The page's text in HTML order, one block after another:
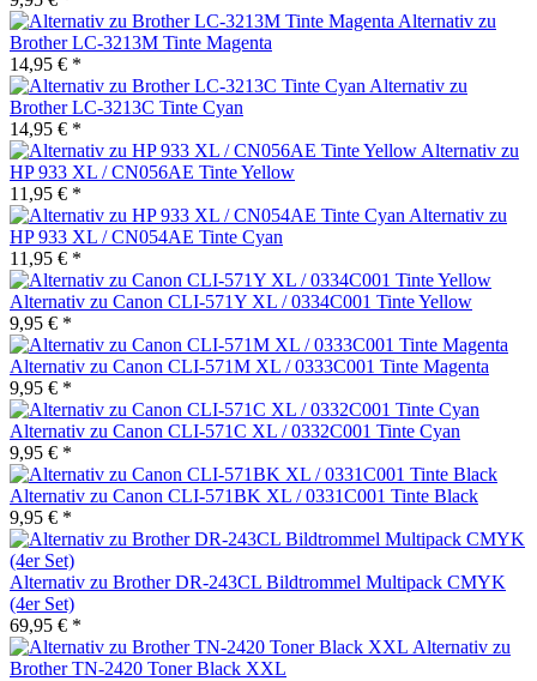
Alternativ zu
Brother LC-3213M Tinte Magenta
14,95 € *
Alternativ zu
Brother LC-3213C Tinte Cyan
14,95 € *
Alternativ zu
HP 933 XL / CN056AE Tinte Yellow
11,95 € *
Alternativ zu
HP 933 XL / CN054AE Tinte Cyan
11,95 € *
Alternativ zu Canon CLI-571Y XL / 0334C001 Tinte Yellow
9,95 € *
Alternativ zu Canon CLI-571M XL / 0333C001 Tinte Magenta
9,95 € *
Alternativ zu Canon CLI-571C XL / 0332C001 Tinte Cyan
9,95 € *
Alternativ zu Canon CLI-571BK XL / 0331C001 Tinte Black
9,95 € *
Alternativ zu Brother DR-243CL Bildtrommel Multipack CMYK
(4er Set)
69,95 € *
Alternativ zu
Brother TN-2420 Toner Black XXL